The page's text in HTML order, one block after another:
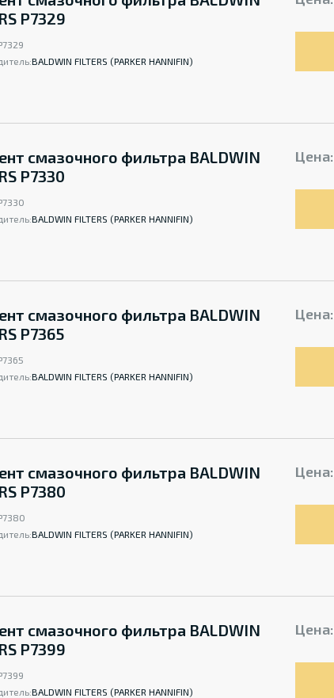
P7329
BALDWIN FILTERS (PARKER HANNIFIN)
смазочного фильтра BALDWIN
P7330
BALDWIN FILTERS (PARKER HANNIFIN)
Цена:
смазочного фильтра BALDWIN
P7365
BALDWIN FILTERS (PARKER HANNIFIN)
Цена:
смазочного фильтра BALDWIN
P7380
BALDWIN FILTERS (PARKER HANNIFIN)
Цена:
смазочного фильтра BALDWIN
P7399
BALDWIN FILTERS (PARKER HANNIFIN)
Цена: